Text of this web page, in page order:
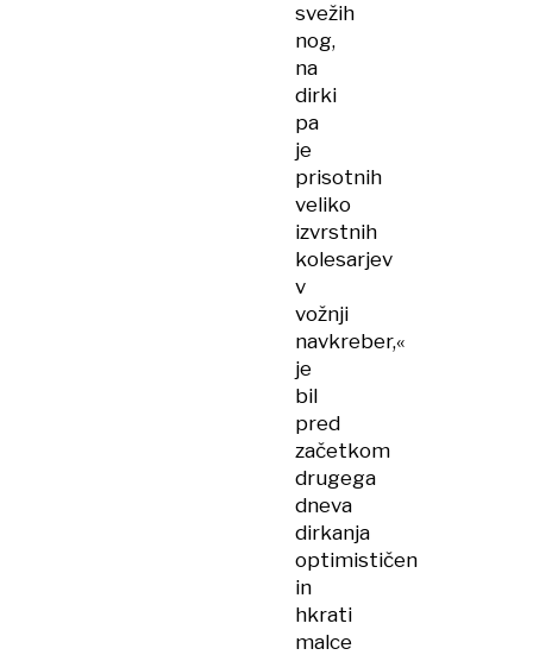
svežih
nog,
na
dirki
pa
je
prisotnih
veliko
izvrstnih
kolesarjev
v
vožnji
navkreber,«
je
bil
pred
začetkom
drugega
dneva
dirkanja
optimističen
in
hkrati
malce